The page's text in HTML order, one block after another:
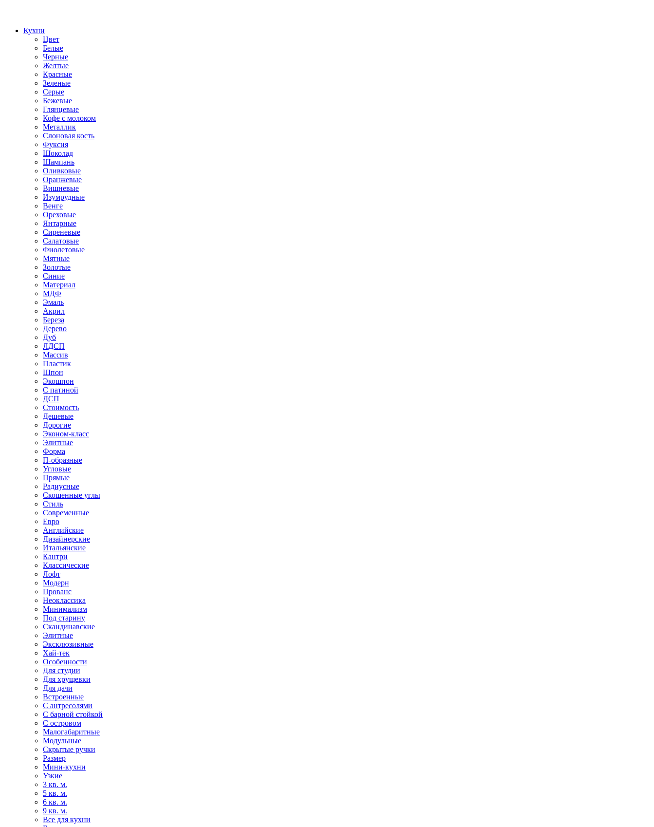
Кухни
Цвет
Белые
Черные
Желтые
Красные
Зеленые
Серые
Бежевые
Глянцевые
Кофе с молоком
Металлик
Слоновая кость
Фуксия
Шоколад
Шампань
Оливковые
Оранжевые
Вишневые
Изумрудные
Венге
Ореховые
Янтарные
Сиреневые
Салатовые
Фиолетовые
Мятные
Золотые
Синие
Материал
МДФ
Эмаль
Акрил
Береза
Дерево
Дуб
ЛДСП
Массив
Пластик
Шпон
Экошпон
С патиной
ДСП
Стоимость
Дешевые
Дорогие
Эконом-класс
Элитные
Форма
П-образные
Угловые
Прямые
Радиусные
Скошенные углы
Стиль
Современные
Евро
Английские
Дизайнерские
Итальянские
Кантри
Классические
Лофт
Модерн
Прованс
Неоклассика
Минимализм
Под старину
Скандинавские
Элитные
Эксклюзивные
Хай-тек
Особенности
Для студии
Для хрущевки
Для дачи
Встроенные
С антресолями
С барной стойкой
С островом
Малогабаритные
Модульные
Скрытые ручки
Размер
Мини-кухни
Узкие
3 кв. м.
5 кв. м.
6 кв. м.
9 кв. м.
Все для кухни